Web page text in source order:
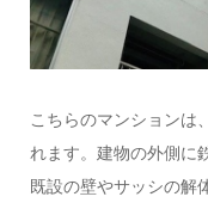
こちらのマンションは
れます。建物の外側に
既設の壁やサッシの解